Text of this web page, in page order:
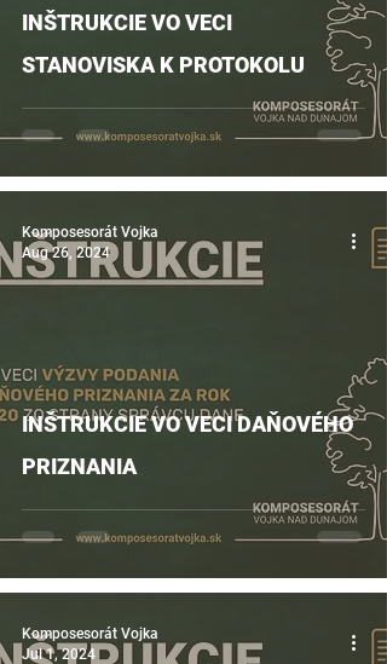
INŠTRUKCIE VO VECI
STANOVISKA K PROTOKOLU
INŠTRUKCIE VO VECI DAŇOVÉHO
PRIZNANIA
Komposesorát Vojka
Aug 26, 2024
Komposesorát Vojka
Jul 1, 2024